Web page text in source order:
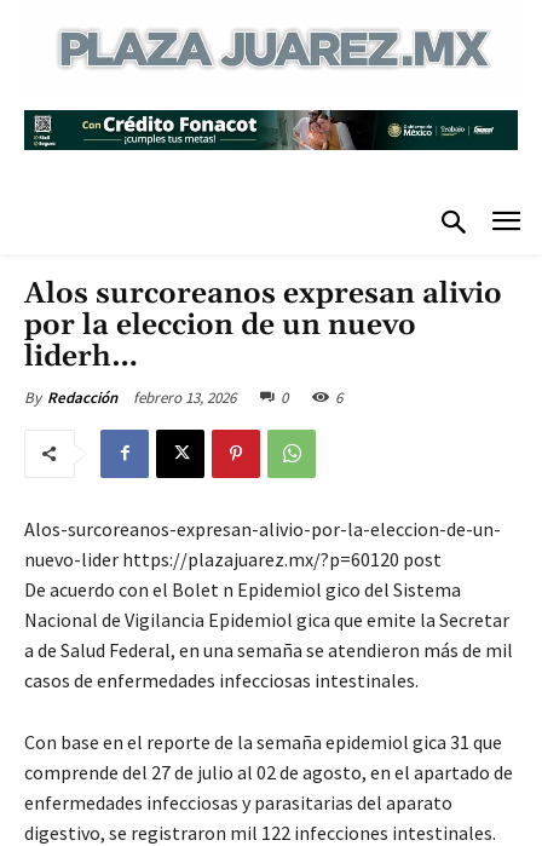
Alos surcoreanos expresan alivio
por la eleccion de un nuevo
liderh…
By Redacción febrero 13, 2026 0 6
Alos-surcoreanos-expresan-alivio-por-la-eleccion-de-un-
nuevo-lider https://plazajuarez.mx/?p=60120 post
De acuerdo con el Bolet n Epidemiol gico del Sistema
Nacional de Vigilancia Epidemiol gica que emite la Secretar
a de Salud Federal, en una semaña se atendieron más de mil
casos de enfermedades infecciosas intestinales.
Con base en el reporte de la semaña epidemiol gica 31 que
comprende del 27 de julio al 02 de agosto, en el apartado de
enfermedades infecciosas y parasitarias del aparato
digestivo, se registraron mil 122 infecciones intestinales.